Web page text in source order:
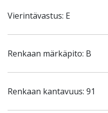
Vierintävastus: E
Renkaan märkäpito: B
Renkaan kantavuus: 91